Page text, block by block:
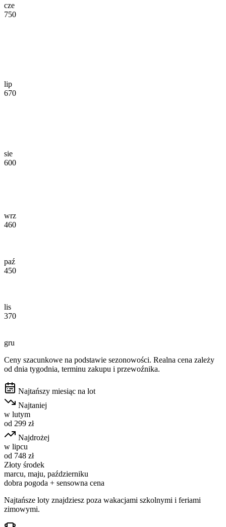
cze
750
lip
670
sie
600
wrz
460
paź
450
lis
370
gru
Ceny szacunkowe na podstawie sezonowości. Realna cena zależy
od dnia tygodnia, terminu zakupu i przewoźnika.
Najtańszy miesiąc na lot
Najtaniej
w lutym
od 299 zł
Najdrożej
w lipcu
od 748 zł
Złoty środek
marcu, maju, październiku
dobra pogoda + sensowna cena
Najtańsze loty znajdziesz poza wakacjami szkolnymi i feriami
zimowymi.